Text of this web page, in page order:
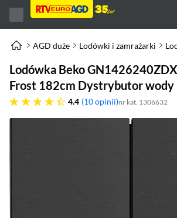
AGD duże Lodówki i zamrażarki
Lodówka Beko
Frost 182cm Dystrybutor wody
4.4
4.4 gwiazdek 10 opinii nr kat. 1306632